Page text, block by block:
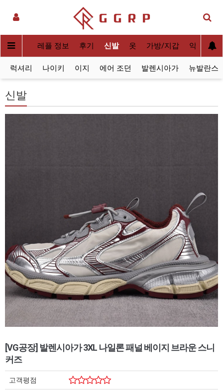
사[QC] 레플 정보 후기 신발 옷 가방/지갑 악세사리
럭셔리 나이키 이지 에어 조던 발렌시아가 뉴발란스
신발
[VG공장] 발렌시아가 3XL 나일론 패널 베이지 브라운 스니
커즈
고객평점